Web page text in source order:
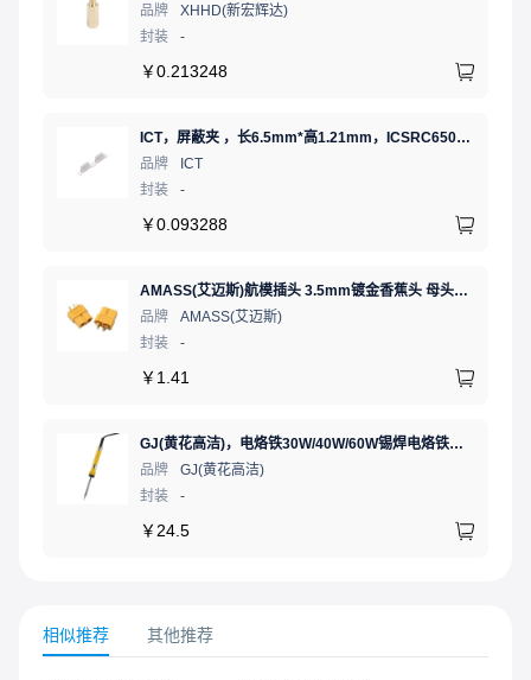
品牌
XHHD(新宏辉达)
封装
-
￥0.213248
ICT，屏蔽夹 ，长6.5mm*高1.21mm，ICSRC6508SFR
品牌
ICT
封装
-
￥0.093288
AMASS(艾迈斯)航模插头 3.5mm镀金香蕉头 母头XT60-F.G.Y
品牌
AMASS(艾迈斯)
封装
-
￥ 1.41
GJ(黄花高洁)，电烙铁30W/40W/60W锡焊电烙铁焊接工具电焊笔手机电子维修（内热35W），NO.435(35W)
品牌
GJ(黄花高洁)
封装
-
￥ 24.5
相似推荐 其他推荐